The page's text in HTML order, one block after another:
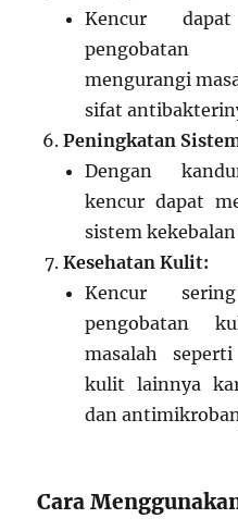
Kencur
mengurangi
sifat
Peningkatan
Dengan
kencur dapat
sistem
Kesehatan Kulit:
Kencur
pengobatan
masalah
kulit lainnya
dan
Cara